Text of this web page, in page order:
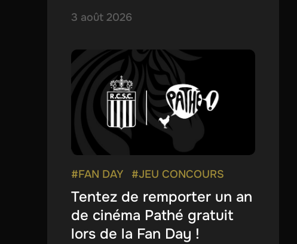
3 août 2026
#FAN DAY #JEU CONCOURS
Tentez de remporter un an
de cinéma Pathé gratuit
lors de la Fan Day !